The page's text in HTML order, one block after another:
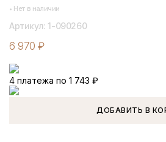
• Нет в наличии
Артикул: 1-090260
6 970 ₽
4 платежа по 1 743 ₽
ДОБАВИТЬ В